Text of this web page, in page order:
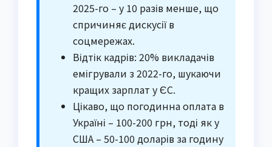
2025-го – у 10 разів менше, що
спричиняє дискусії в
соцмережах.
Відтік кадрів: 20% викладачів
емігрували з 2022-го, шукаючи
кращих зарплат у ЄС.
Цікаво, що погодинна оплата в
Україні – 100-200 грн, тоді як у
США – 50-100 доларів за годину